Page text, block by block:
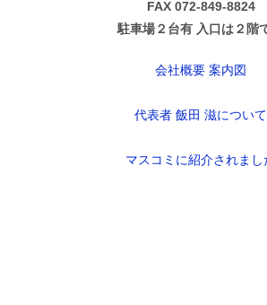
FAX 072-849-8824
駐車場２台有 入口は２階
会社概要 案内図
代表者 飯田 滋について
マスコミに紹介されまし